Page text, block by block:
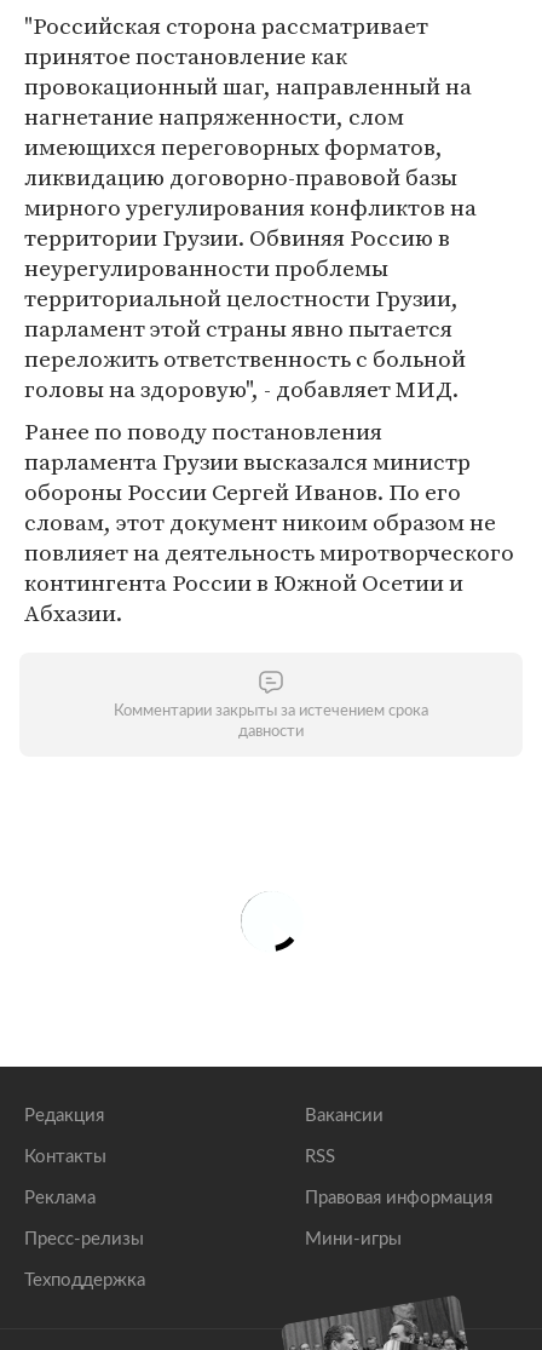
"Российская сторона рассматривает
принятое постановление как
провокационный шаг, направленный на
нагнетание напряженности, слом
имеющихся переговорных форматов,
ликвидацию договорно-правовой базы
мирного урегулирования конфликтов на
территории Грузии. Обвиняя Россию в
неурегулированности проблемы
территориальной целостности Грузии,
парламент этой страны явно пытается
переложить ответственность с больной
головы на здоровую", - добавляет МИД.
Ранее по поводу постановления
парламента Грузии высказался министр
обороны России Сергей Иванов. По его
словам, этот документ никоим образом не
повлияет на деятельность миротворческого
контингента России в Южной Осетии и
Абхазии.
Комментарии закрыты за истечением срока
давности
Редакция
Контакты
Реклама
Пресс-релизы
Техподдержка
Вакансии
RSS
Правовая информация
Мини-игры